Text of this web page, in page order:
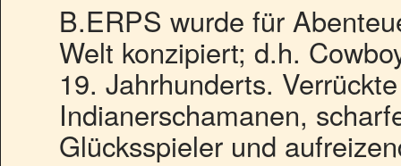
B.ERPS wurde für
Welt konzipiert; d.h.
19. Jahrhunderts.
Indianerschamanen,
Glücksspieler und